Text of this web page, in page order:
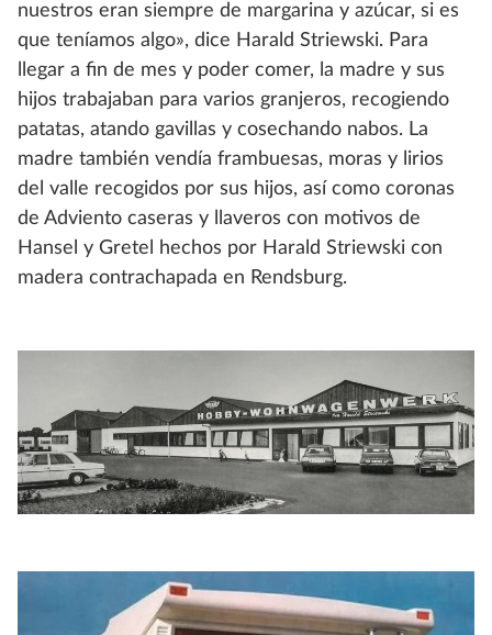
nuestros eran siempre de margarina y azúcar, si es
que teníamos algo», dice Harald Striewski. Para
llegar a fin de mes y poder comer, la madre y sus
hijos trabajaban para varios granjeros, recogiendo
patatas, atando gavillas y cosechando nabos. La
madre también vendía frambuesas, moras y lirios
del valle recogidos por sus hijos, así como coronas
de Adviento caseras y llaveros con motivos de
Hansel y Gretel hechos por Harald Striewski con
madera contrachapada en Rendsburg.